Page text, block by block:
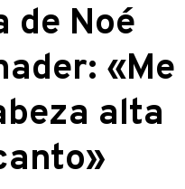
de Noé
«Me
alta